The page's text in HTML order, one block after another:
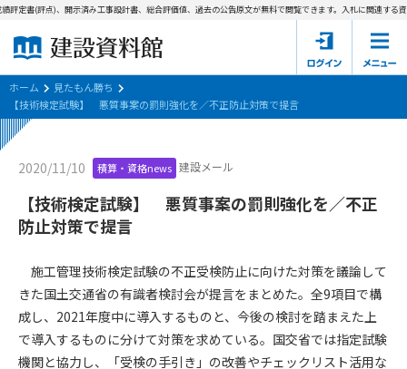
建設資料館とは
東京都の入札資料
国土交通省の入札資料
見たもん勝ち
会員登録について
サポーター会員一覧
会社概要 お問い合わせ
個人情報保護方針
書(評点)、開示済み工事設計書、総合評価値、過去の公告原文が無料で閲覧できます。入札に関連する資
ホーム
見たもん勝ち
【技術検定試験】 悪質事案の罰則強化を／不正防止対策で提言
2020/11/10 積算・資格news 建設メール
【技術検定試験】 悪質事案の罰則強化を／不正
防止対策で提言
施工管理技術検定試験の不正受検防止に向けた対策を議論して
きた国土交通省の有識者検討会が提言をまとめた。全9項目で構
成し、2021年度中に導入するものと、今後の検討を踏まえた上
で導入するものに分けて対策を求めている。国交省では指定試験
機関と協力し、「受検の手引き」の改善やチェックリスト活用な
第1条（規約の目的）
会員サービスの利用条件等について定めるものです。
2. 管理者が建設資料館WEB上で随時掲載するルールは本規約の
一部を構成するものとします。
第2条（規約の変更）
本規約は、会員の了承を得ることなく、随時変更されることが